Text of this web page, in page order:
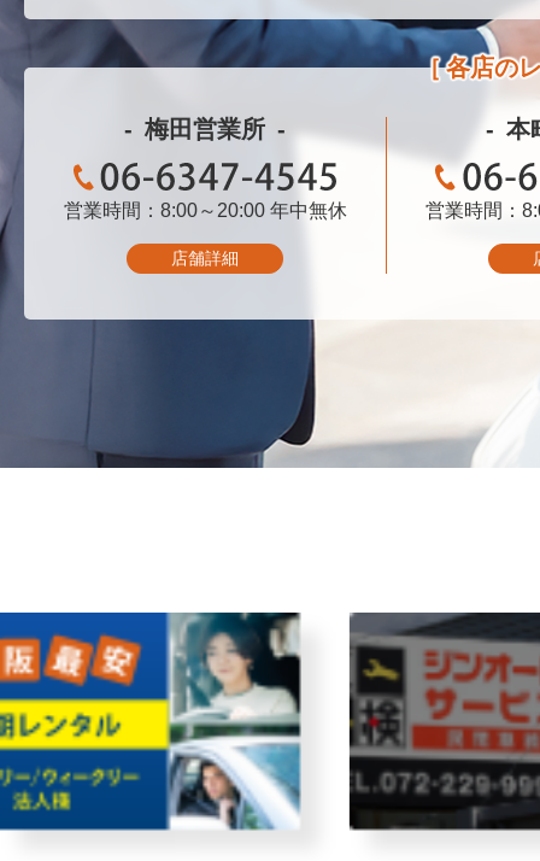
各店の
梅田営業所
06-6347-4545
営業時間：8:00～20:00 年中無休
店舗詳細
本
営業時間：